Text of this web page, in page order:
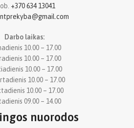
+370 634 13041
Darbo laikas:
10.00 – 17.00
10.00 – 17.00
10.00 – 17.00
10.00 – 17.00
10.00 – 17.00
09.00 – 14.00
nuorodos